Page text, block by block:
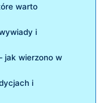
warto
i
jak wierzono w
i